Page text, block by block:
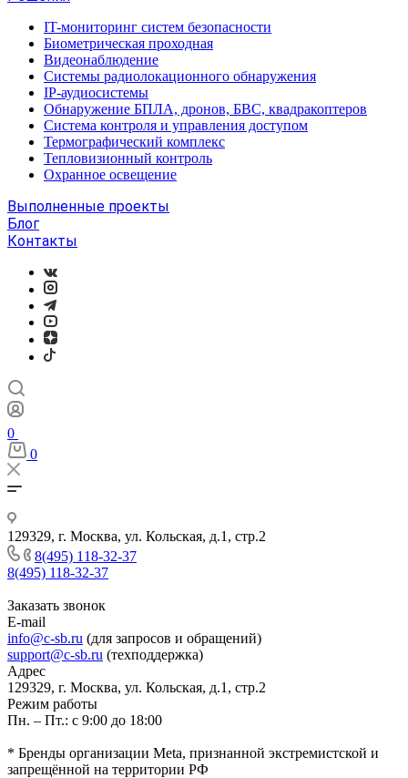
IT-мониторинг систем безопасности
Биометрическая проходная
Видеонаблюдение
Системы радиолокационного обнаружения
IP-аудиосистемы
Обнаружение БПЛА, дронов, БВС, квадракоптеров
Система контроля и управления доступом
Термографический комплекс
Тепловизионный контроль
Охранное освещение
Выполненные проекты
Блог
Контакты
0
0
129329, г. Москва, ул. Кольская, д.1, стр.2
8(495) 118-32-37
8(495) 118-32-37
Заказать звонок
E-mail
info@c-sb.ru (для запросов и обращений)
support@c-sb.ru (техподдержка)
Адрес
129329, г. Москва, ул. Кольская, д.1, стр.2
Режим работы
Пн. – Пт.: с 9:00 до 18:00
* Бренды организации Meta, признанной экстремистской и
запрещённой на территории РФ